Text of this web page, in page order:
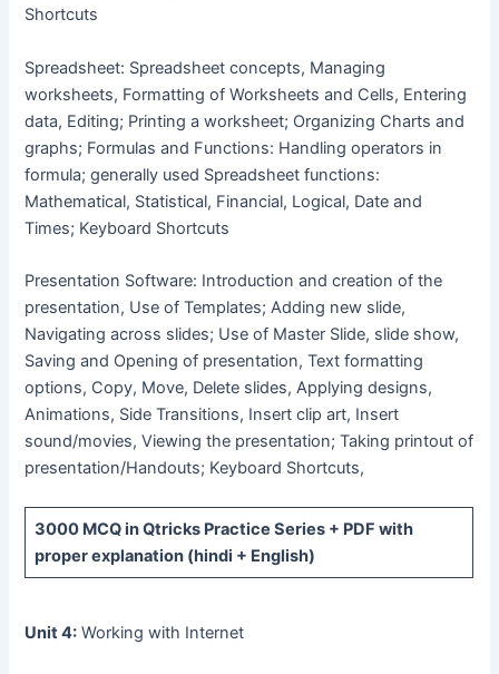
Shortcuts
Spreadsheet: Spreadsheet concepts, Managing
worksheets, Formatting of Worksheets and Cells, Entering
data, Editing; Printing a worksheet; Organizing Charts and
graphs; Formulas and Functions: Handling operators in
formula; generally used Spreadsheet functions:
Mathematical, Statistical, Financial, Logical, Date and
Times; Keyboard Shortcuts
Presentation Software: Introduction and creation of the
presentation, Use of Templates; Adding new slide,
Navigating across slides; Use of Master Slide, slide show,
Saving and Opening of presentation, Text formatting
options, Copy, Move, Delete slides, Applying designs,
Animations, Side Transitions, Insert clip art, Insert
sound/movies, Viewing the presentation; Taking printout of
presentation/Handouts; Keyboard Shortcuts,
3000 MCQin Qtricks Practice Series + PDF with
proper explanation (hindi + English)
Unit 4: Working with Internet